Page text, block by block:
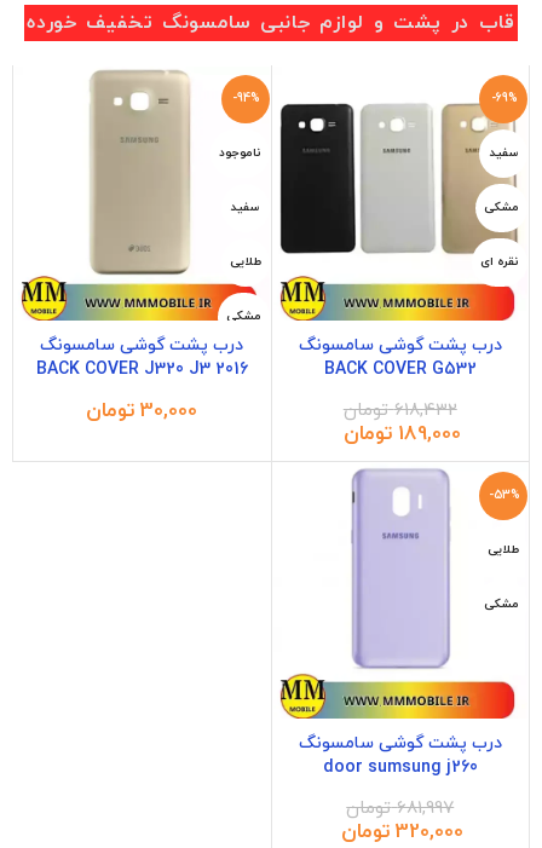
قاب در پشت و لوازم جانبی سامسونگ تخفیف خورده
-69%
سفید
مشکی
نقره ای
درب پشت گوشی سامسونگ
BACK COVER G532
618,432 تومان
189,000 تومان
-94%
ناموجود
سفید
طلایی
مشکی
درب پشت گوشی سامسونگ
BACK COVER J320 J3 2016
تومان
-53%
طلایی
مشکی
درب پشت گوشی سامسونگ
door sumsung j260
681,997 تومان
320,000 تومان